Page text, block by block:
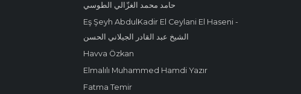
حامد محمد الغزّالي الطوسي
Eş Şeyh AbdulKadir El Ceylani El Haseni -
الشيخ عبد القادر الجيلاني الحسن
Havva Özkan
Elmalılı Muhammed Hamdi Yazır
Fatma Temir